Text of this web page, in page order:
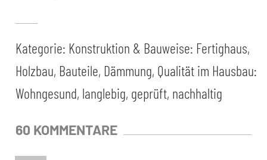
Kategorie: Konstruktion & Bauweise: Fertighaus,
Holzbau, Bauteile, Dämmung, Qualität im Hausbau:
Wohngesund, langlebig, geprüft, nachhaltig
60 KOMMENTARE